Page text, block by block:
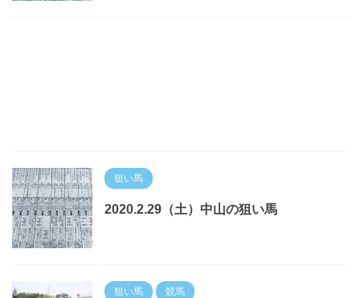
狙い馬
2020.2.29（土）中山の狙い馬
狙い馬 競馬